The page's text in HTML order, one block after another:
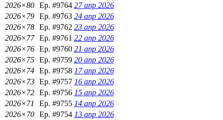
2026×80 Ep. #9764 27 апр 2026
2026×79 Ep. #9763 24 апр 2026
2026×78 Ep. #9762 23 апр 2026
2026×77 Ep. #9761 22 апр 2026
2026×76 Ep. #9760 21 апр 2026
2026×75 Ep. #9759 20 апр 2026
2026×74 Ep. #9758 17 апр 2026
2026×73 Ep. #9757 16 апр 2026
2026×72 Ep. #9756 15 апр 2026
2026×71
Ep. #9755 14 апр 2026
2026×70 Ep. #9754 13 апр 2026